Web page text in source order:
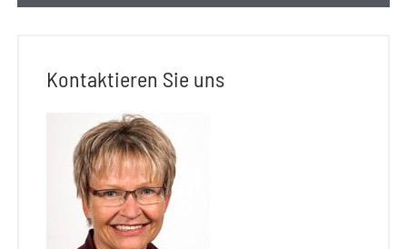
Kontaktieren Sie uns